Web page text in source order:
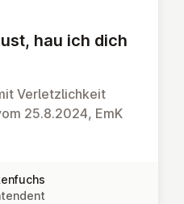
hau ich dich
Verletzlichkeit
25.8.2024, EmK